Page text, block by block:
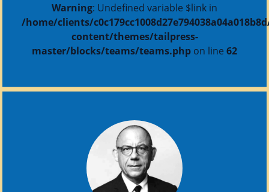
Warning: Undefined variable $link in
/home/clients/
content/themes/tailpress-
master/blocks/teams/teams.php on line 62